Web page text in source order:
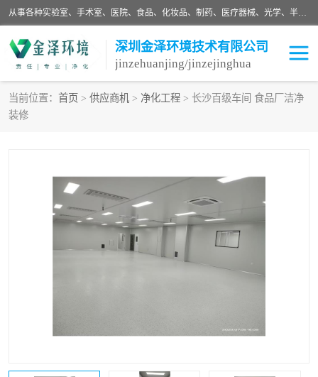
从事各种实验室、手术室、医院、食品、化妆品、制药、医疗器械、光学、半导体、精密电子等无尘车间行业的洁净车间装修设计、净化设备、恒温恒湿空调的设计制作与安装、净化系统工程项目施工及其技术支持服务。
深圳金泽环境技术有限公司
jinzehuanjing/jinzejinghua
当前位置： 首页 > 供应商机 > 净化工程 > 长沙百级车间 食品厂洁净
装修
耗材
手术室净化
医药车间净化 生命工程
食品饮料